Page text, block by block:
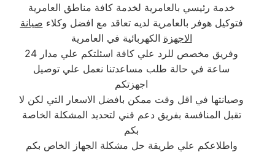
خدمة رئيسي بالعامرية لخدمة كافة مناطق العامرية
فتوكيل هوفر بالعامرية لديه تعاقد مع افضل وكلاء صيانة
الاجهزة الكهربائية في العامرية
وفريق مخصص للرد علي كافة اسئلتكم علي مدار 24
ساعة في حالة طلب مساعدتنا نعمل علي توصيل
اجهزتكم
وصيانتها في اقل وقت ممكن بافضل الاسعار التي لكن لا
تقبل المنافسة بفريق دعم فني لتحديد المشكلة الخاصة
بكم
واطلاعكم علي طريقة حل مشكلة الجهاز الخاص بكم